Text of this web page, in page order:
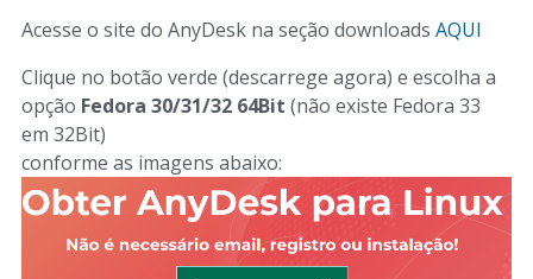
Acesse o site do AnyDesk na seção downloads AQUI
Clique no botão verde (descarrege agora) e escolha a
opção Fedora 30/31/32 64Bit (não existe Fedora 33
em 32Bit)
conforme as imagens abaixo: